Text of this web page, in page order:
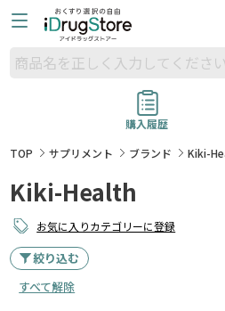
購入履歴
TOP
サプリメント ブランド Kiki-
Kiki-Health
お気に入りカテゴリーに登録
絞り込む
すべて解除